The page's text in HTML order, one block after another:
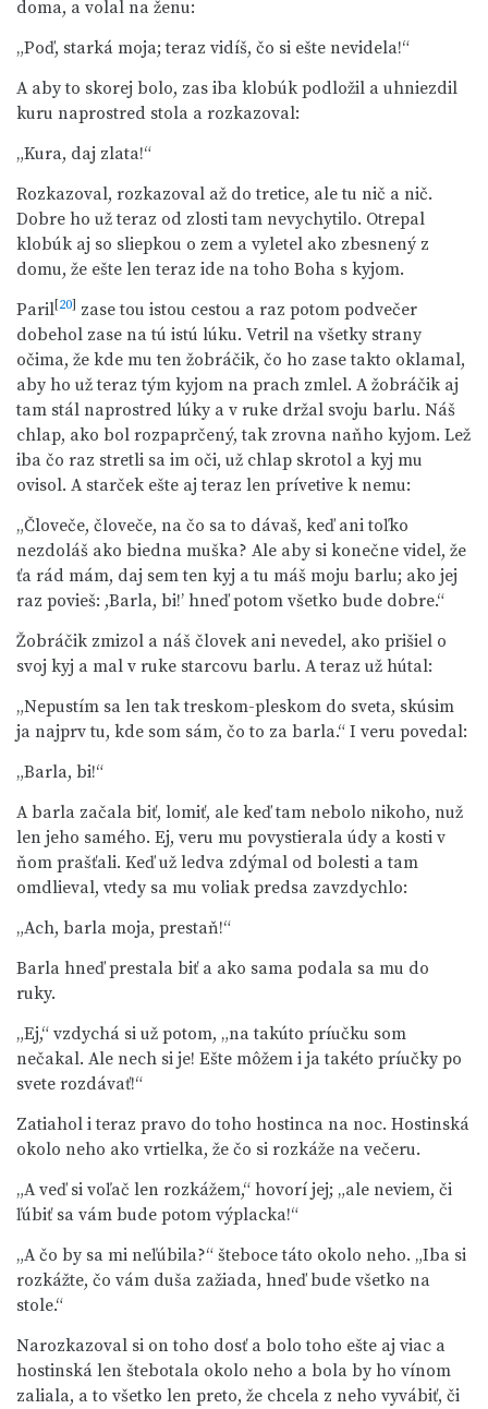
doma, a volal na ženu:
„Poď, starká moja; teraz vidíš, čo si ešte nevidela!“
A aby to skorej bolo, zas iba klobúk podložil a uhniezdil
kuru naprostred stola a rozkazoval:
„Kura, daj zlata!“
Rozkazoval, rozkazoval až do tretice, ale tu nič a nič.
Dobre ho už teraz od zlosti tam nevychytilo. Otrepal
klobúk aj so sliepkou o zem a vyletel ako zbesnený z
domu, že ešte len teraz ide na toho Boha s kyjom.
Paril[20] zase tou istou cestou a raz potom podvečer
dobehol zase na tú istú lúku. Vetril na všetky strany
očima, že kde mu ten žobráčik, čo ho zase takto oklamal,
aby ho už teraz tým kyjom na prach zmlel. A žobráčik aj
tam stál naprostred lúky a v ruke držal svoju barlu. Náš
chlap, ako bol rozpaprčený, tak zrovna naňho kyjom. Lež
iba čo raz stretli sa im oči, už chlap skrotol a kyj mu
ovisol. A starček ešte aj teraz len prívetive k nemu:
„Človeče, človeče, na čo sa to dávaš, keď ani toľko
nezdoláš ako biedna muška? Ale aby si konečne videl, že
ťa rád mám, daj sem ten kyj a tu máš moju barlu; ako jej
raz povieš: ,Barla, bi!’ hneď potom všetko bude dobre.“
Žobráčik zmizol a náš človek ani nevedel, ako prišiel o
svoj kyj a mal v ruke starcovu barlu. A teraz už hútal:
„Nepustím sa len tak treskom-pleskom do sveta, skúsim
ja najprv tu, kde som sám, čo to za barla.“ I veru povedal:
„Barla, bi!“
A barla začala biť, lomiť, ale keď tam nebolo nikoho, nuž
len jeho samého. Ej, veru mu povystierala údy a kosti v
ňom prašťali. Keď už ledva zdýmal od bolesti a tam
omdlieval, vtedy sa mu voliak predsa zavzdychlo:
„Ach, barla moja, prestaň!“
Barla hneď prestala biť a ako sama podala sa mu do
ruky.
„Ej,“ vzdychá si už potom, „na takúto príučku som
nečakal. Ale nech si je! Ešte môžem i ja takéto príučky po
svete rozdávať!“
Zatiahol i teraz pravo do toho hostinca na noc. Hostinská
okolo neho ako vrtielka, že čo si rozkáže na večeru.
„A veď si voľač len rozkážem,“ hovorí jej; „ale neviem, či
ľúbiť sa vám bude potom výplacka!“
„A čo by sa mi neľúbila?“ šteboce táto okolo neho. „Iba si
rozkážte, čo vám duša zažiada, hneď bude všetko na
stole.“
Narozkazoval si on toho dosť a bolo toho ešte aj viac a
hostinská len štebotala okolo neho a bola by ho vínom
zaliala, a to všetko len preto, že chcela z neho vyvábiť, či